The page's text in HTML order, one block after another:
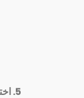
5. اختبار & ضمان الجودة: